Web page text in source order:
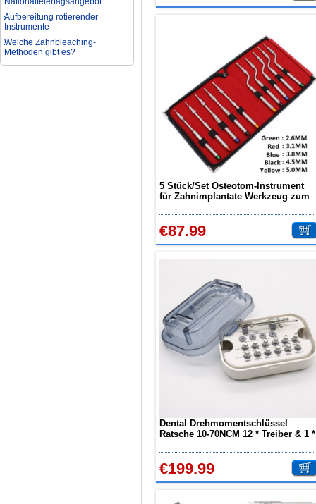
Aufbereitung rotierender
Instrumente
Welche Zahnbleaching-
Methoden gibt es?
Was ist bei der Aufbereitung von
5 Stück/Set Osteotom-Instrument
für Zahnimplantate Werkzeug zum
€87.99
Dental Drehmomentschlüssel
Ratsche 10-70NCM 12 * Treiber & 1 *
€199.99